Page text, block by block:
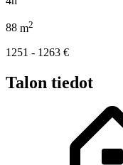
88 m2
1251 - 1263 €
Talon tiedot